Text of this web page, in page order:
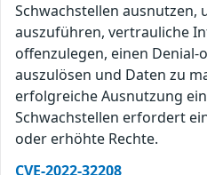
Schwachstellen ausnutzen,
auszuführen, vertrauliche
offenzulegen, einen Denial-
auszulösen und Daten zu
erfolgreiche Ausnutzung
Schwachstellen erfordert
oder erhöhte Rechte.
CVE-2022-32208